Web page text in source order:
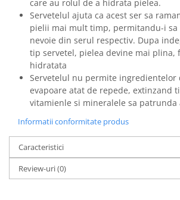
care au rolul de a hidrata pielea.
Servetelul ajuta ca acest ser sa
pielii mai mult timp, permitandu-i sa
nevoie din serul respectiv. Dupa
tip servetel, pielea devine mai plina,
hidratata
Servetelul nu permite ingredientelor
evapoare atat de repede, extinzand
vitamienle si mineralele sa patrunda
Informatii conformitate produs
Caracteristici
Review-uri(0)